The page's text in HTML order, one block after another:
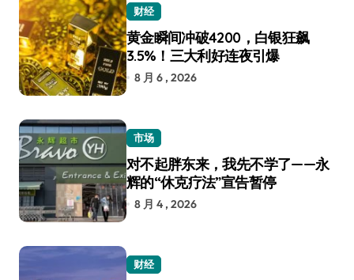
财经
黄金瞬间冲破4200，白银狂飙
3.5%！三大利好连夜引爆
8 月 6 , 2026
市场
对不起胖东来，我先不学了——永
辉的“休克疗法”宣告暂停
8 月 4 , 2026
财经